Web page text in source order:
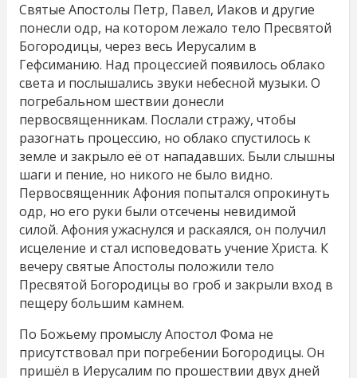
Святые Апостолы Петр, Павел, Иаков и другие
понесли одр, на котором лежало тело Пресвятой
Богородицы, через весь Иерусалим в
Гефсиманию. Над процессией появилось облако
света и послышались звуки небесной музыки. О
погребальном шествии донесли
первосвященникам. Послали стражу, чтобы
разогнать процессию, но облако спустилось к
земле и закрыло её от нападавших. Были слышны
шаги и пение, но никого не было видно.
Первосвященник Афония попытался опрокинуть
одр, но его руки были отсечены невидимой
силой. Афония ужаснулся и раскаялся, он получил
исцеление и стал исповедовать учение Христа. К
вечеру святые Апостолы положили тело
Пресвятой Богородицы во гроб и закрыли вход в
пещеру большим камнем.
По Божьему промыслу Апостол Фома не
присутствовал при погребении Богородицы. Он
пришёл в Иерусалим по прошествии двух дней